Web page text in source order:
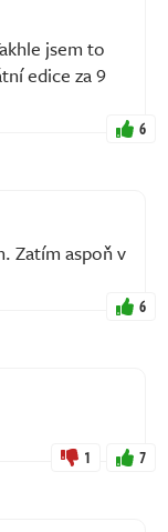
jsem to
edice za 9
6
Zatím aspoň v
6
1 7